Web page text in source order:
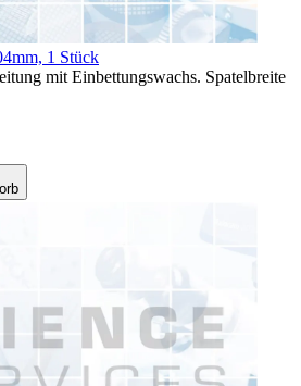
1 Stück
mit Einbettungswachs. Spatelbreite